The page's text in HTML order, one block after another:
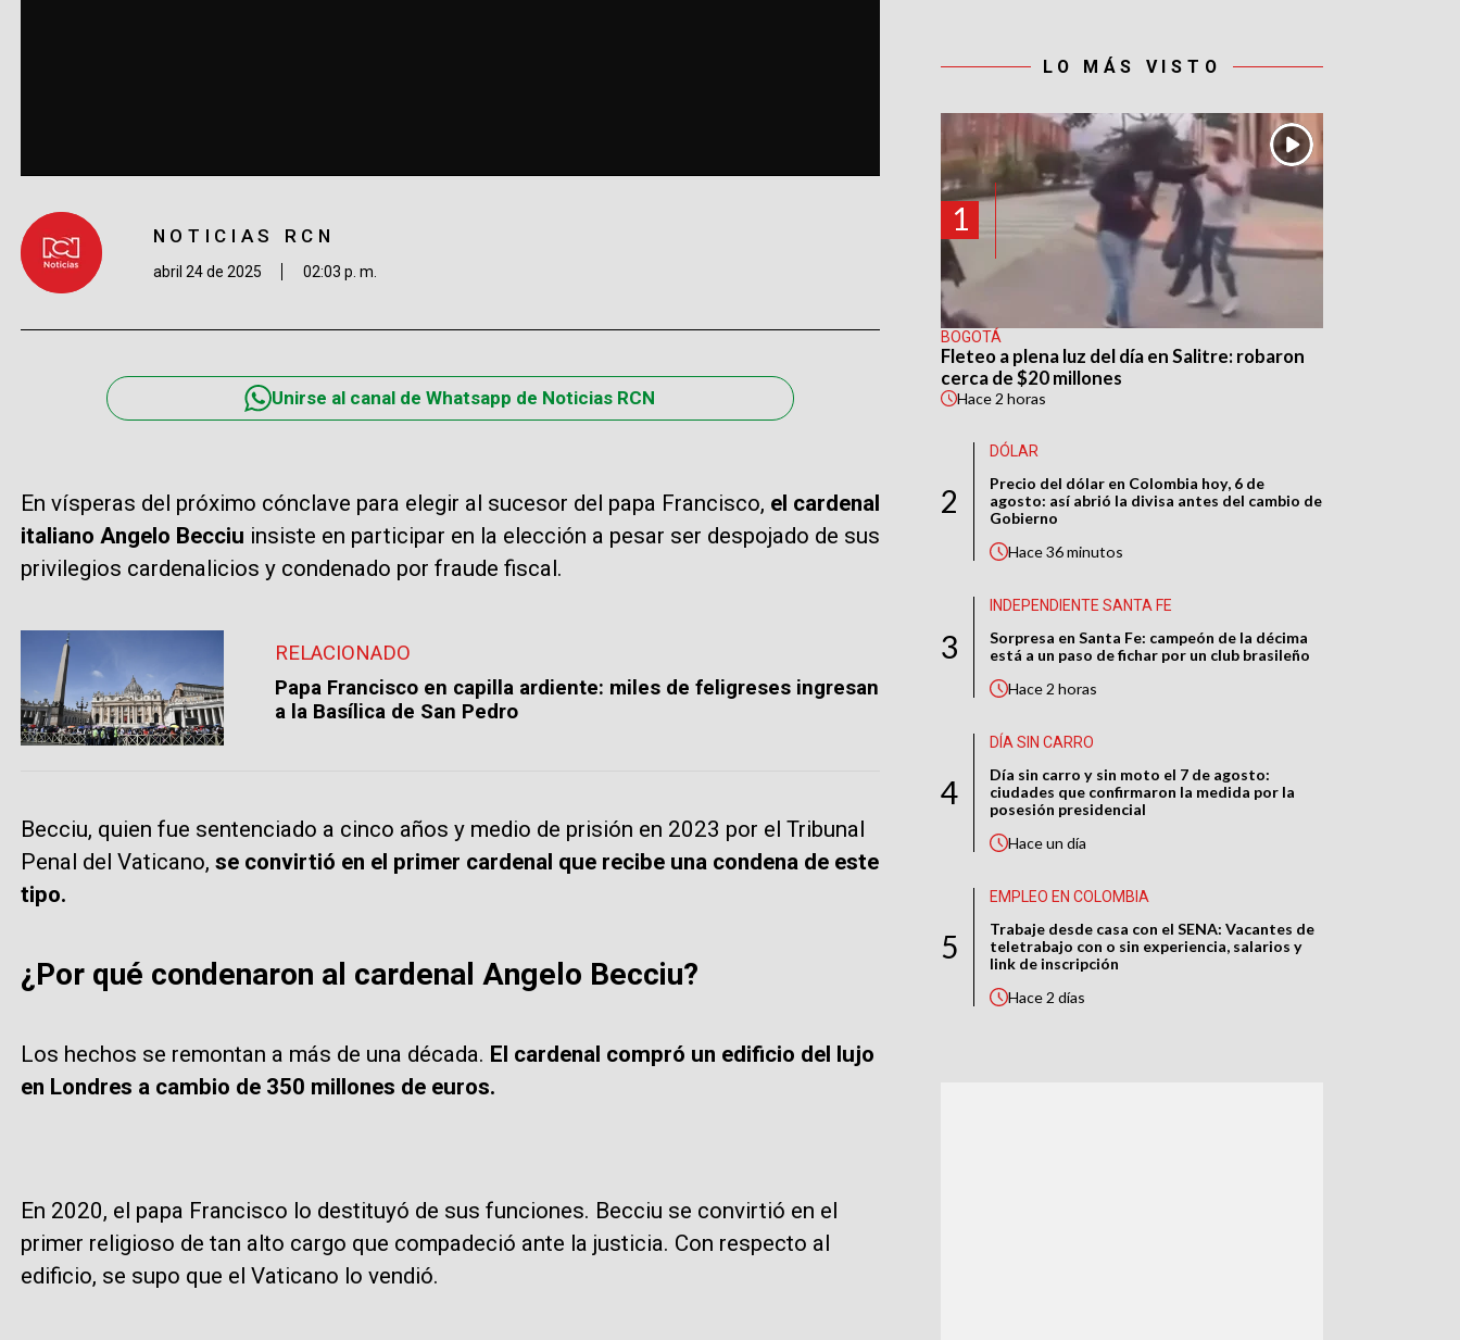
NOTICIAS RCN
abril 24 de 2025 02:03 p. m.
Unirse al canal de Whatsapp de Noticias RCN
En vísperas del próximo cónclave para elegir al sucesor del papa Francisco, el cardenal
italiano Angelo Becciu insiste en participar en la elección a pesar ser despojado de sus
privilegios cardenalicios y condenado por fraude fiscal.
RELACIONADO
Papa Francisco en capilla ardiente: miles de feligreses ingresan
a la Basílica de San Pedro
Becciu, quien fue sentenciado a cinco años y medio de prisión en 2023 por el Tribunal
Penal del Vaticano, se convirtió en el primer cardenal que recibe una condena de este
tipo.
¿Por qué condenaron al cardenal Angelo Becciu?
Los hechos se remontan a más de una década. El cardenal compró un edificio del lujo
en Londres a cambio de 350 millones de euros.
En 2020, el papa Francisco lo destituyó de sus funciones. Becciu se convirtió en el
primer religioso de tan alto cargo que compadeció ante la justicia. Con respecto al
edificio, se supo que el Vaticano lo vendió.
LO MÁS VISTO
1
BOGOTÁ
Fleteo a plena luz del día en Salitre: robaron
cerca de $20 millones
Hace2 horas
2
DÓLAR
Precio del dólar en Colombia hoy, 6 de
agosto: así abrió la divisa antes del cambio de
Gobierno
Hace36 minutos
3
INDEPENDIENTE SANTA FE
Sorpresa en Santa Fe: campeón de la décima
está a un paso de fichar por un club brasileño
Hace2 horas
4
DÍA SIN CARRO
Día sin carro y sin moto el 7 de agosto:
ciudades que confirmaron la medida por la
posesión presidencial
Haceun día
5
EMPLEO EN COLOMBIA
Trabaje desde casa con el SENA: Vacantes de
teletrabajo con o sin experiencia, salarios y
link de inscripción
Hace2 días